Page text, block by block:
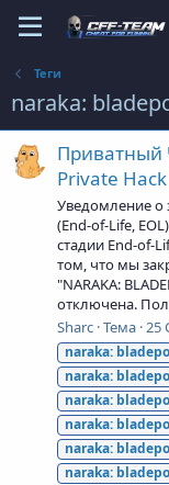
Теги
naraka:
Приватный
Private
Уведомление о
(End-of-Life,
стадии End-of-
том, что мы
"NARAKA:
отключена.
Sharc Тема 25
naraka:
naraka:
naraka:
naraka:
naraka:
naraka: